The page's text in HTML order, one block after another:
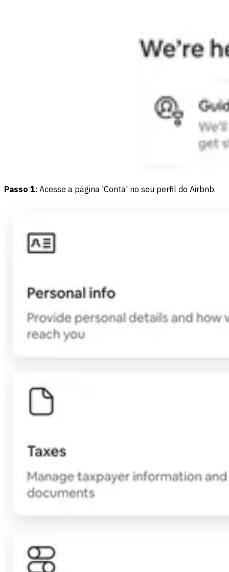
Passo 1: Acesse a página 'Conta' no seu perfil do Airbnb.